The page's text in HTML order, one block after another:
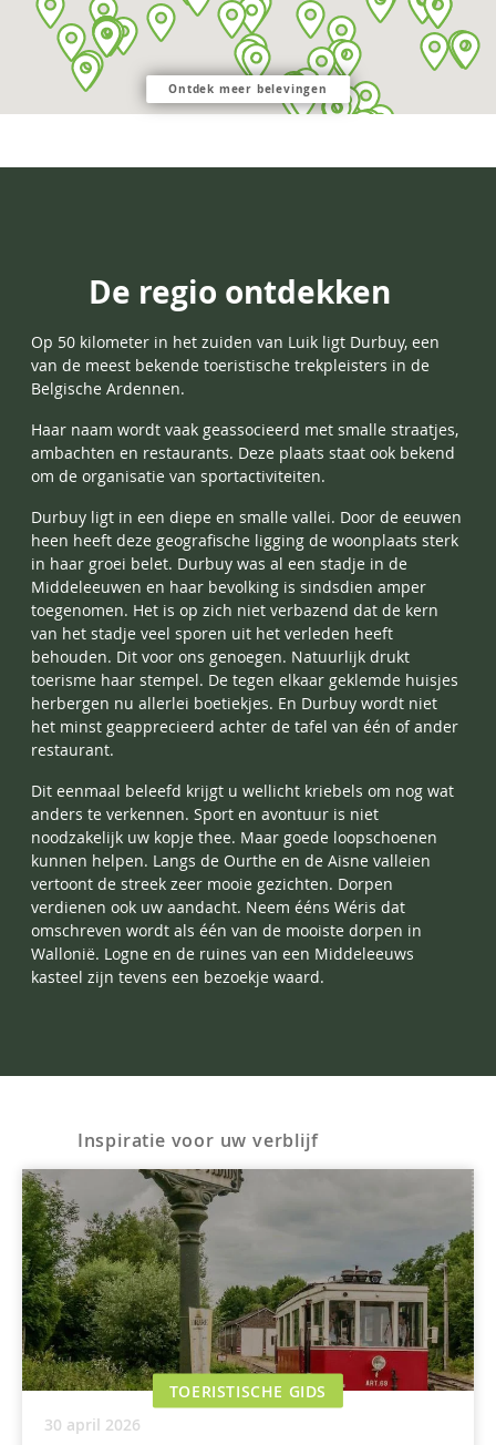
Ontdek meer belevingen
De regio ontdekken
Op 50 kilometer in het zuiden van Luik ligt Durbuy, een
van de meest bekende toeristische trekpleisters in de
Belgische Ardennen.
Haar naam wordt vaak geassocieerd met smalle straatjes,
ambachten en restaurants. Deze plaats staat ook bekend
om de organisatie van sportactiviteiten.
Durbuy ligt in een diepe en smalle vallei. Door de eeuwen
heen heeft deze geografische ligging de woonplaats sterk
in haar groei belet. Durbuy was al een stadje in de
Middeleeuwen en haar bevolking is sindsdien amper
toegenomen. Het is op zich niet verbazend dat de kern
van het stadje veel sporen uit het verleden heeft
behouden. Dit voor ons genoegen. Natuurlijk drukt
toerisme haar stempel. De tegen elkaar geklemde huisjes
herbergen nu allerlei boetiekjes. En Durbuy wordt niet
het minst geapprecieerd achter de tafel van één of ander
restaurant.
Dit eenmaal beleefd krijgt u wellicht kriebels om nog wat
anders te verkennen. Sport en avontuur is niet
noodzakelijk uw kopje thee. Maar goede loopschoenen
kunnen helpen. Langs de Ourthe en de Aisne valleien
vertoont de streek zeer mooie gezichten. Dorpen
verdienen ook uw aandacht. Neem ééns Wéris dat
omschreven wordt als één van de mooiste dorpen in
Wallonië. Logne en de ruines van een Middeleeuws
kasteel zijn tevens een bezoekje waard.
Inspiratie voor uw verblijf
TOERISTISCHE GIDS
30 april 2026